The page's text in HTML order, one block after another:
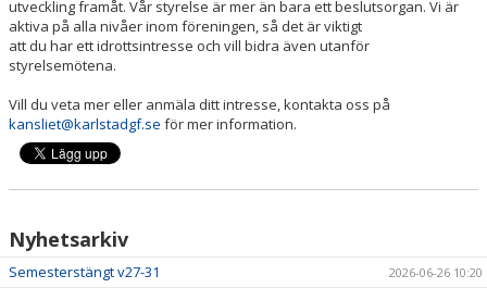
utveckling framåt. Vår styrelse är mer än bara ett beslutsorgan. Vi är
aktiva på alla nivåer inom föreningen, så det är viktigt
att du har ett idrottsintresse och vill bidra även utanför
styrelsemötena.
Vill du veta mer eller anmäla ditt intresse, kontakta oss på
kansliet@karlstadgf.se för mer information.
Nyhetsarkiv
Semesterstängt v27-31 2026-06-26 10:20